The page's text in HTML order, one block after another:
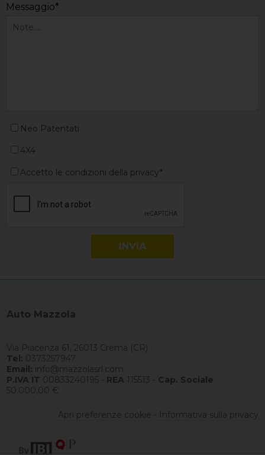
Messaggio*
Neo Patentati
4X4
Accetto le condizioni della privacy*
Auto Mazzola
Via Piacenza 61, 26013 Crema (CR)
Tel: 0373257947
Email: info@mazzolasrl.com
P.IVA IT 00833240195 - REA 115513 - Cap. Sociale
50.000,00 €
Apri preferenze cookie - Informativa sulla privacy